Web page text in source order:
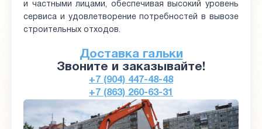
и частными лицами, обеспечивая высокий уровень
сервиса и удовлетворение потребностей в вывозе
строительных отходов.
Доставка гальки
Звоните и заказывайте!
+7 (904) 447-48-48
+7 (863) 260-63-31